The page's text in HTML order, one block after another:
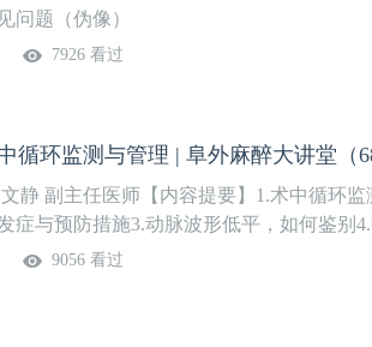
问题（伪像）
7926 看过
循环监测与管理 | 阜外麻醉大讲堂（
文静 副主任医师【内容提要】1.术中循环
症与预防措施3.动脉波形低平，如何鉴别
术中循环状态的判断与干预
9056 看过